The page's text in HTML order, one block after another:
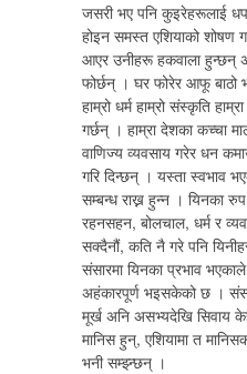
जसरी भए पनि कुइरेहरूलाई
होइन समस्त एशियाको शोषण
आएर उनीहरू हकवाला हुन्छन्
फोर्छन् । घर फोरेर आफू बाठो
हाम्रो धर्म हाम्रो संस्कृति
गर्छन् । हाम्रा देशका कच्चा
वाणिज्य व्यवसाय गरेर धन
गरि दिन्छन् । यस्ता स्वभाव
सम्बन्ध राख्न हुन्न । यिनका
रहनसहन, बोलचाल, धर्म र
सक्दैनौं, कति नै गरे पनि
संसारमा यिनका प्रभाव
अहंकारपूर्ण भइसकेको छ ।
मूर्ख अनि असभ्यदेखि सिवाय
मानिस हुन्, एशियामा त
भनी सम्झ्न्छन् ।